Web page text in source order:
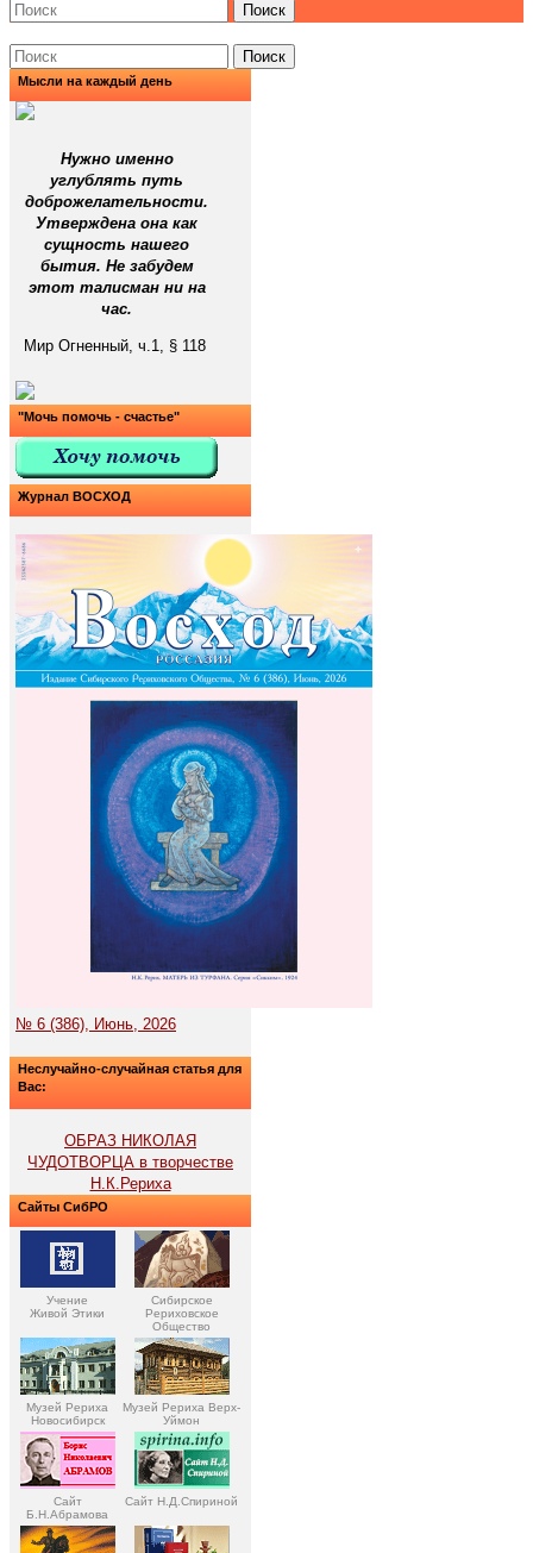
Поиск
Поиск
Мысли на каждый день
Нужно именно
углублять путь
доброжелательности.
Утверждена она как
сущность нашего
бытия. Не забудем
этот талисман ни на
час.
Мир Огненный, ч.1, § 118
"Мочь помочь - счастье"
Журнал ВОСХОД
№ 6 (386), Июнь, 2026
Неслучайно-случайная статья для
Вас:
ОБРАЗ НИКОЛАЯ
ЧУДОТВОРЦА в творчестве
Н.К.Рериха
Сайты СибРО
Учение
Живой Этики
Сибирское
Рериховское
Общество
Музей Рериха
Новосибирск
Музей Рериха Верх-
Уймон
Сайт
Б.Н.Абрамова
Сайт Н.Д.Спириной